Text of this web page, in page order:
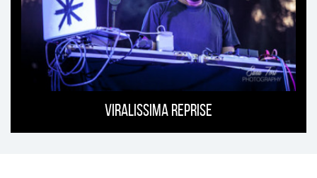
Viralissima Reprise